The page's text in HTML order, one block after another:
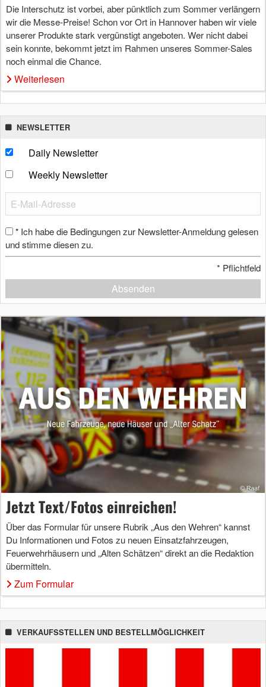
Die Interschutz ist vorbei, aber pünktlich zum Sommer verlängern
wir die Messe-Preise! Schon vor Ort in Hannover haben wir viele
unserer Produkte stark vergünstigt angeboten. Wer nicht dabei
sein konnte, bekommt jetzt im Rahmen unseres Sommer-Sales
noch einmal die Chance.
Weiterlesen
NEWSLETTER
Daily Newsletter
Weekly Newsletter
* Ich habe die Bedingungen zur Newsletter-Anmeldung gelesen
und stimme diesen zu.
* Pflichtfeld
Absenden
Jetzt Text/Fotos einreichen!
Über das Formular für unsere Rubrik „Aus den Wehren“ kannst
Du Informationen und Fotos zu neuen Einsatzfahrzeugen,
Feuerwehrhäusern und „Alten Schätzen“ direkt an die Redaktion
übermitteln.
Zum Formular
VERKAUFSSTELLEN UND BESTELLMÖGLICHKEIT